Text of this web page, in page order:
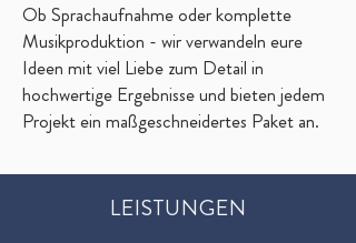
Ob Sprachaufnahme oder komplette
Musikproduktion - wir verwandeln eure
Ideen mit viel Liebe zum Detail in
hochwertige Ergebnisse und bieten jedem
Projekt ein maßgeschneidertes Paket an.
LEISTUNGEN